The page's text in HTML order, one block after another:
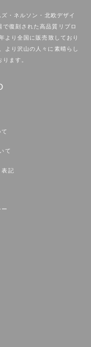
・ネルソン・北欧デザイ
復刻された高品質リプロ
より全国に販売致しており
より沢山の人々に素晴らし
ます。
て
表記